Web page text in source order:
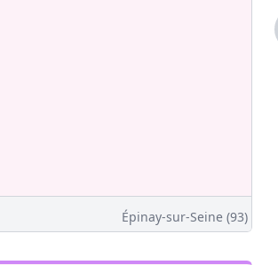
Épinay-sur-Seine (93)